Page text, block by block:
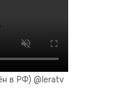
в РФ) @leratv